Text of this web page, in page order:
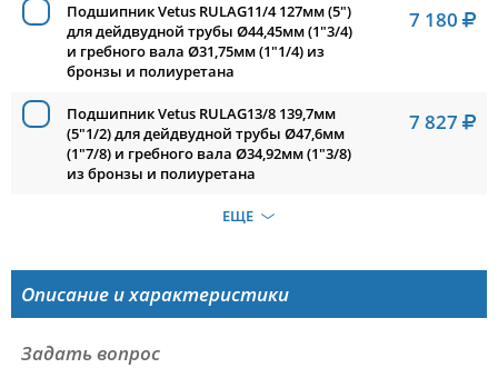
Подшипник Vetus RULAG11/4 127мм (5")
для дейдвудной трубы Ø44,45мм (1"3/4)
и гребного вала Ø31,75мм (1"1/4) из
бронзы и полиуретана
7 180
Подшипник Vetus RULAG13/8 139,7мм
(5"1/2) для дейдвудной трубы Ø47,6мм
(1"7/8) и гребного вала Ø34,92мм (1"3/8)
из бронзы и полиуретана
7 827
ЕЩЕ
Описание и характеристики
Задать вопрос